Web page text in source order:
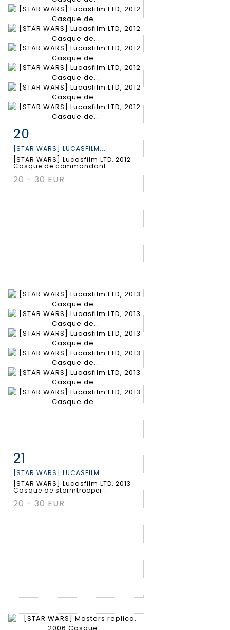
Fiche détaillée
20
[STAR WARS] LUCASFILM...
[STAR WARS] Lucasfilm LTD, 2012
Casque de commandant...
20 - 30 EUR
Fiche détaillée
21
[STAR WARS] LUCASFILM...
[STAR WARS] Lucasfilm LTD, 2013
Casque de stormtrooper...
20 - 30 EUR